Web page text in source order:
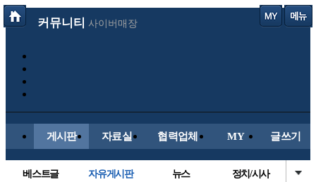
커뮤니티 사이버매장
게시판 자료실 협력업체 MY 글쓰기
베스트글 자유게시판 뉴스 정치/시사